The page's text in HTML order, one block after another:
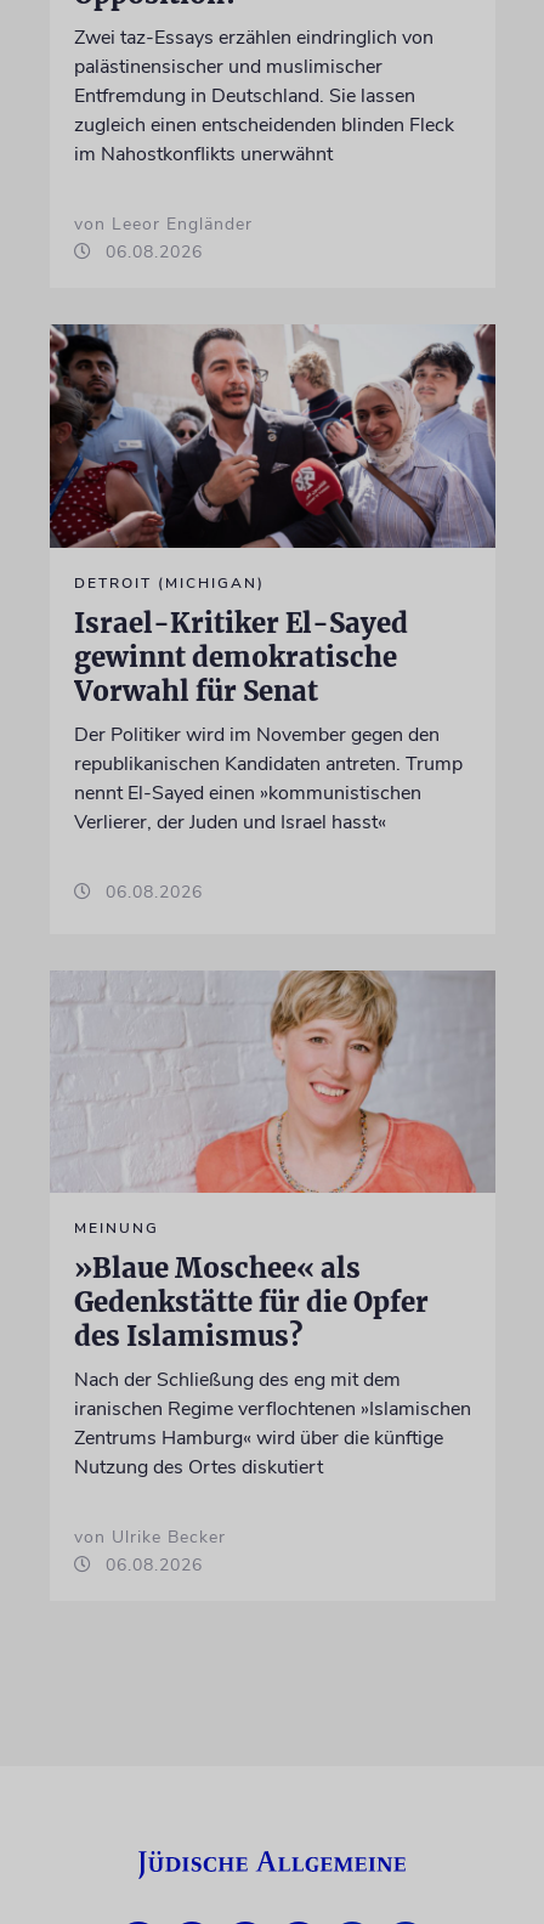
Zwei taz-Essays erzählen eindringlich von
palästinensischer und muslimischer
Entfremdung in Deutschland. Sie lassen
zugleich einen entscheidenden blinden Fleck
im Nahostkonflikts unerwähnt
von Leeor Engländer
06.08.2026
DETROIT (MICHIGAN)
Israel-Kritiker El-Sayed
gewinnt demokratische
Vorwahl für Senat
Der Politiker wird im November gegen den
republikanischen Kandidaten antreten. Trump
nennt El-Sayed einen »kommunistischen
Verlierer, der Juden und Israel hasst«
06.08.2026
MEINUNG
»Blaue Moschee« als
Gedenkstätte für die Opfer
des Islamismus?
Nach der Schließung des eng mit dem
iranischen Regime verflochtenen »Islamischen
Zentrums Hamburg« wird über die künftige
Nutzung des Ortes diskutiert
von Ulrike Becker
06.08.2026